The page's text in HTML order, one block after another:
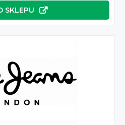
SKLEPU